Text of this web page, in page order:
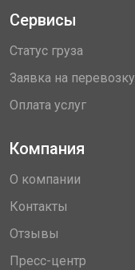
Сервисы
Статус груза
Заявка на перевозку
Оплата услуг
Компания
О компании
Контакты
Отзывы
Пресс-центр